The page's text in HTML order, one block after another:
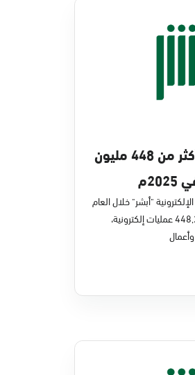
منصة أبشر تنفّذ أكثر من 448 مليون
"أبشر" خلال العام
الماضي (2025) 448,243,708 عمليات إلكترونية،